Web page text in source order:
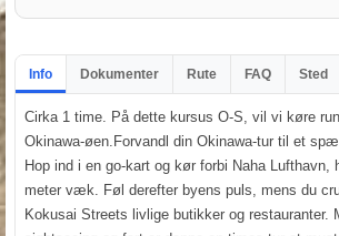
Info Dokumenter Rute FAQ Sted
Cirka 1 time. På dette kursus O-S, vil vi køre
Okinawa-øen.Forvandl din Okinawa-tur til et
Hop ind i en go-kart og kør forbi Naha Lufthavn,
meter væk. Føl derefter byens puls, mens du
Kokusai Streets livlige butikker og restauranter.